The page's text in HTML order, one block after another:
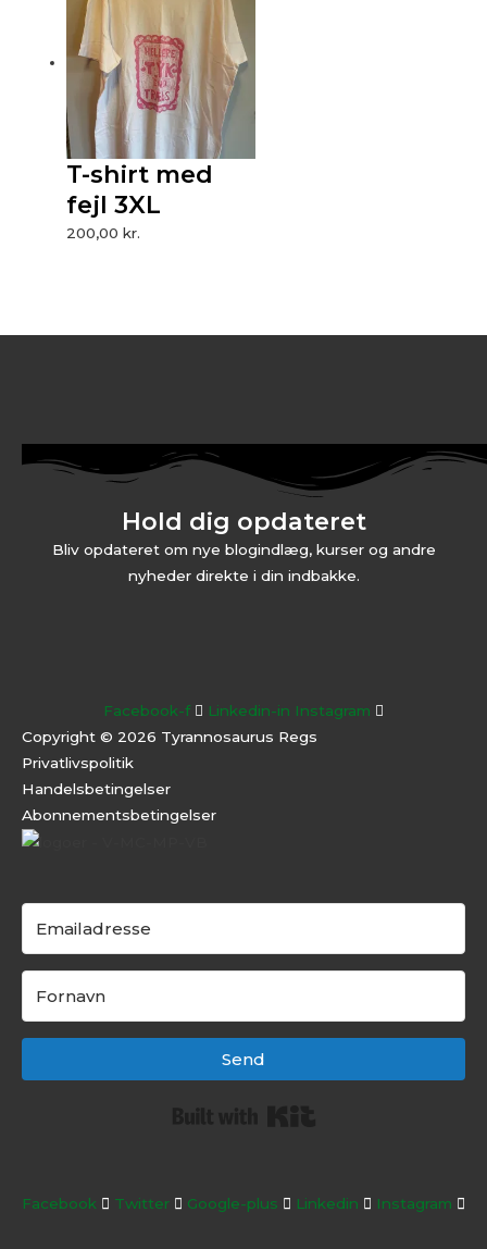
T-shirt med
fejl 3XL
200,00kr.
Hold dig opdateret
Bliv opdateret om nye blogindlæg, kurser og andre
nyheder direkte i din indbakke.
Facebook-f Linkedin-in Instagram
Copyright © 2026 Tyrannosaurus Regs
Privatlivspolitik
Handelsbetingelser
Abonnementsbetingelser
Send
Facebook Twitter Google-plus Linkedin Instagram